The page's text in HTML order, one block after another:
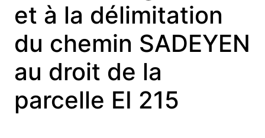
et à la délimitation
du chemin SADEYEN
au droit de la
parcelle EI 215